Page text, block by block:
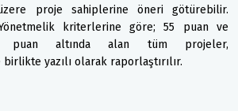
proje sahiplerine öneri götürebilir.
kriterlerine göre; 55 puan ve
altında alan tüm projeler,
yazılı olarak raporlaştırılır.